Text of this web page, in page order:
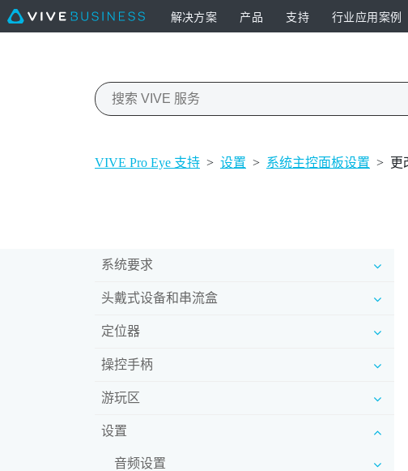
解决方案 产品 支持 行业应用案例
VIVE Pro Eye 支持 > 设置 > 系统主控面板设置 > 更
系统要求
头戴式设备和串流盒
定位器
操控手柄
游玩区
设置
音频设置